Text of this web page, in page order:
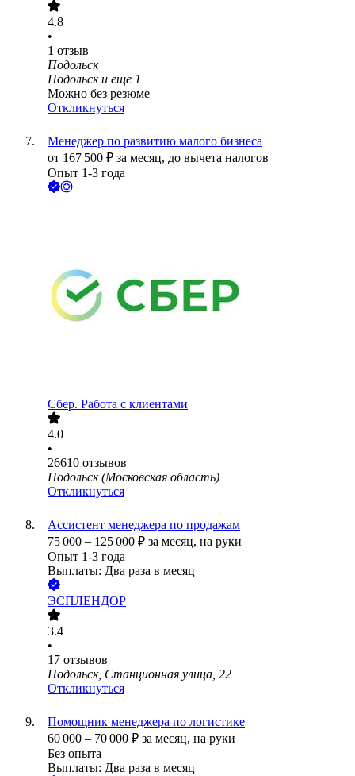
4.8
•
1 отзыв
Подольск
Подольск и еще 1
Можно без резюме
Откликнуться
Менеджер по развитию малого бизнеса
от 167 500 ₽ за месяц, до вычета налогов
Опыт 1-3 года
Сбер. Работа с клиентами
4.0
•
26610 отзывов
Подольск (Московская область)
Откликнуться
Ассистент менеджера по продажам
75 000 – 125 000 ₽ за месяц, на руки
Опыт 1-3 года
Выплаты: Два раза в месяц
ЭСПЛЕНДОР
3.4
•
17 отзывов
Подольск, Станционная улица, 22
Откликнуться
Помощник менеджера по логистике
60 000 – 70 000 ₽ за месяц, на руки
Без опыта
Выплаты: Два раза в месяц